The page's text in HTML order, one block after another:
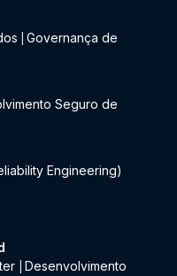
Governança de
Seguro de
Engineering)
Desenvolvimento